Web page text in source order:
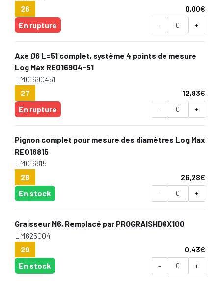
26
0,00€
En rupture
- +
Axe Ø6 L=51 complet, système 4 points de mesure
Log Max RE016904-51
LM01690451
27
12,93€
En rupture
- +
Pignon complet pour mesure des diamètres Log Max
RE016815
LM016815
28
26,28€
En stock
- +
Graisseur M6, Remplacé par PROGRAISHD6X100
LM625004
29
0,43€
En stock
- +